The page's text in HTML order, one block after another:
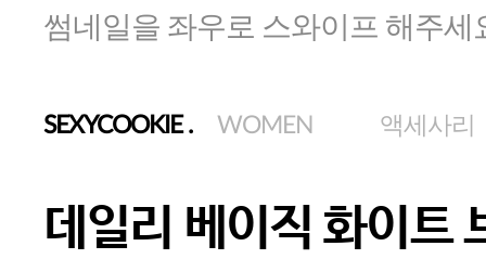
썸네일을 좌우로 스와이프 해주세
SEXYCOOKIE. WOMEN 액세사리
데일리 베이직 화이트